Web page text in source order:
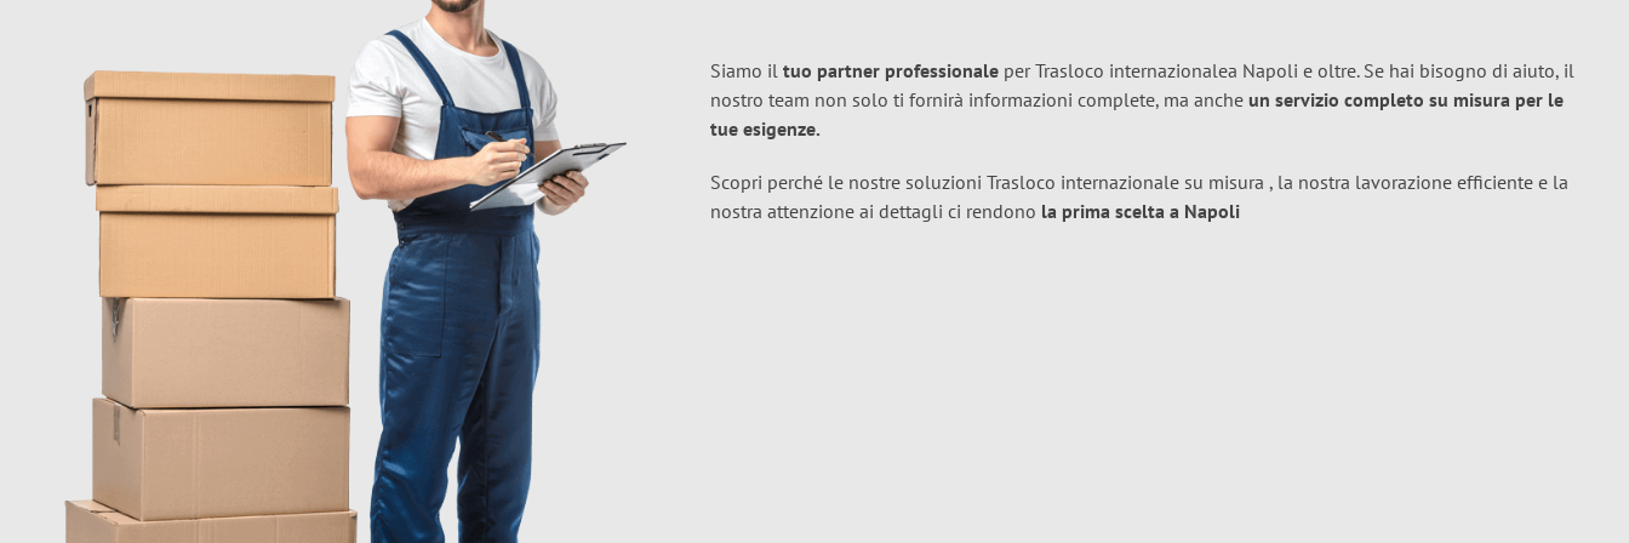
Siamo il tuo partner professionale per Trasloco internazionalea Napoli e oltre. Se hai bisogno di aiuto, il
nostro team non solo ti fornirà informazioni complete, ma anche un servizio completo su misura per le
tue esigenze.
Scopri perché le nostre soluzioni Trasloco internazionale su misura , la nostra lavorazione efficiente e la
nostra attenzione ai dettagli ci rendono la prima scelta a Napoli